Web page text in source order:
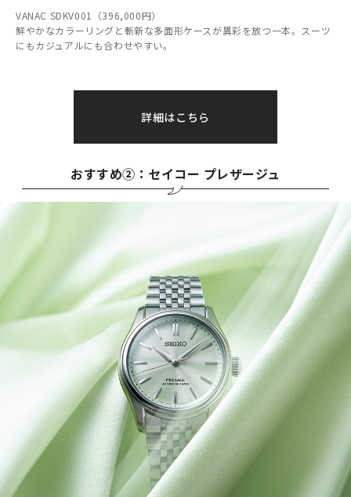
VANAC SDKV001（396,000円）
鮮やかなカラーリングと斬新な多面形ケースが異彩を放つ一本。スーツ
にもカジュアルにも合わせやすい。
詳細はこちら
おすすめ②：セイコー プレザージュ